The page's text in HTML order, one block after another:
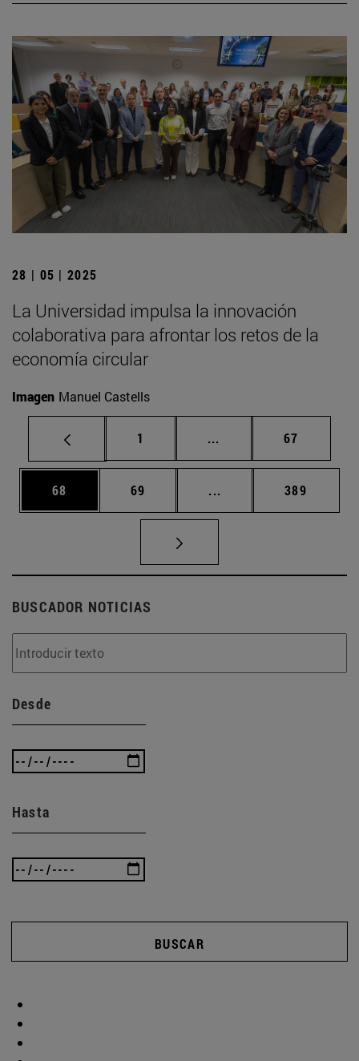
28 | 05 | 2025
La Universidad impulsa la innovación
colaborativa para afrontar los retos de la
economía circular
Imagen Manuel Castells
Página
1 ... Páginas intermedias
Página
67
Página
68 Página
69 ... Páginas intermedias
Página
389
BUSCADOR NOTICIAS
Desde
Hasta
BUSCAR